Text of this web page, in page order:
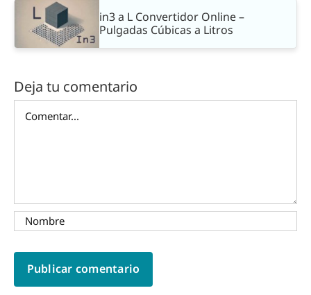
in3 a L Convertidor Online –
Pulgadas Cúbicas a Litros
Deja tu comentario